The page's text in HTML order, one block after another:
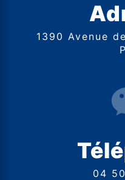
1390 Avenue de Saint-Martin74190
04